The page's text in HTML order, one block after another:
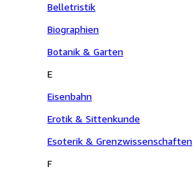
Belletristik
Biographien
Botanik & Garten
E
Eisenbahn
Erotik & Sittenkunde
Esoterik & Grenzwissenschaften
F